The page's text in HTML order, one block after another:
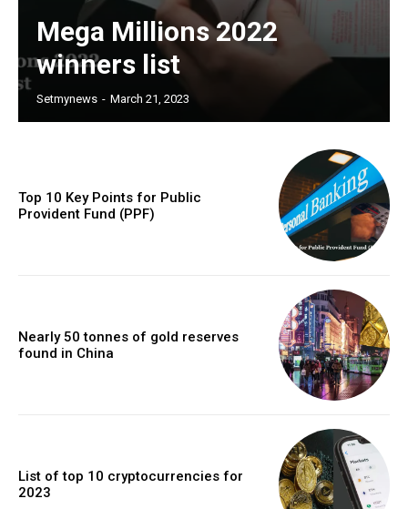
Mega Millions 2022
winners list
Setmynews - March 21, 2023
Top 10 Key Points for Public
Provident Fund (PPF)
Nearly 50 tonnes of gold reserves
found in China
List of top 10 cryptocurrencies for
2023